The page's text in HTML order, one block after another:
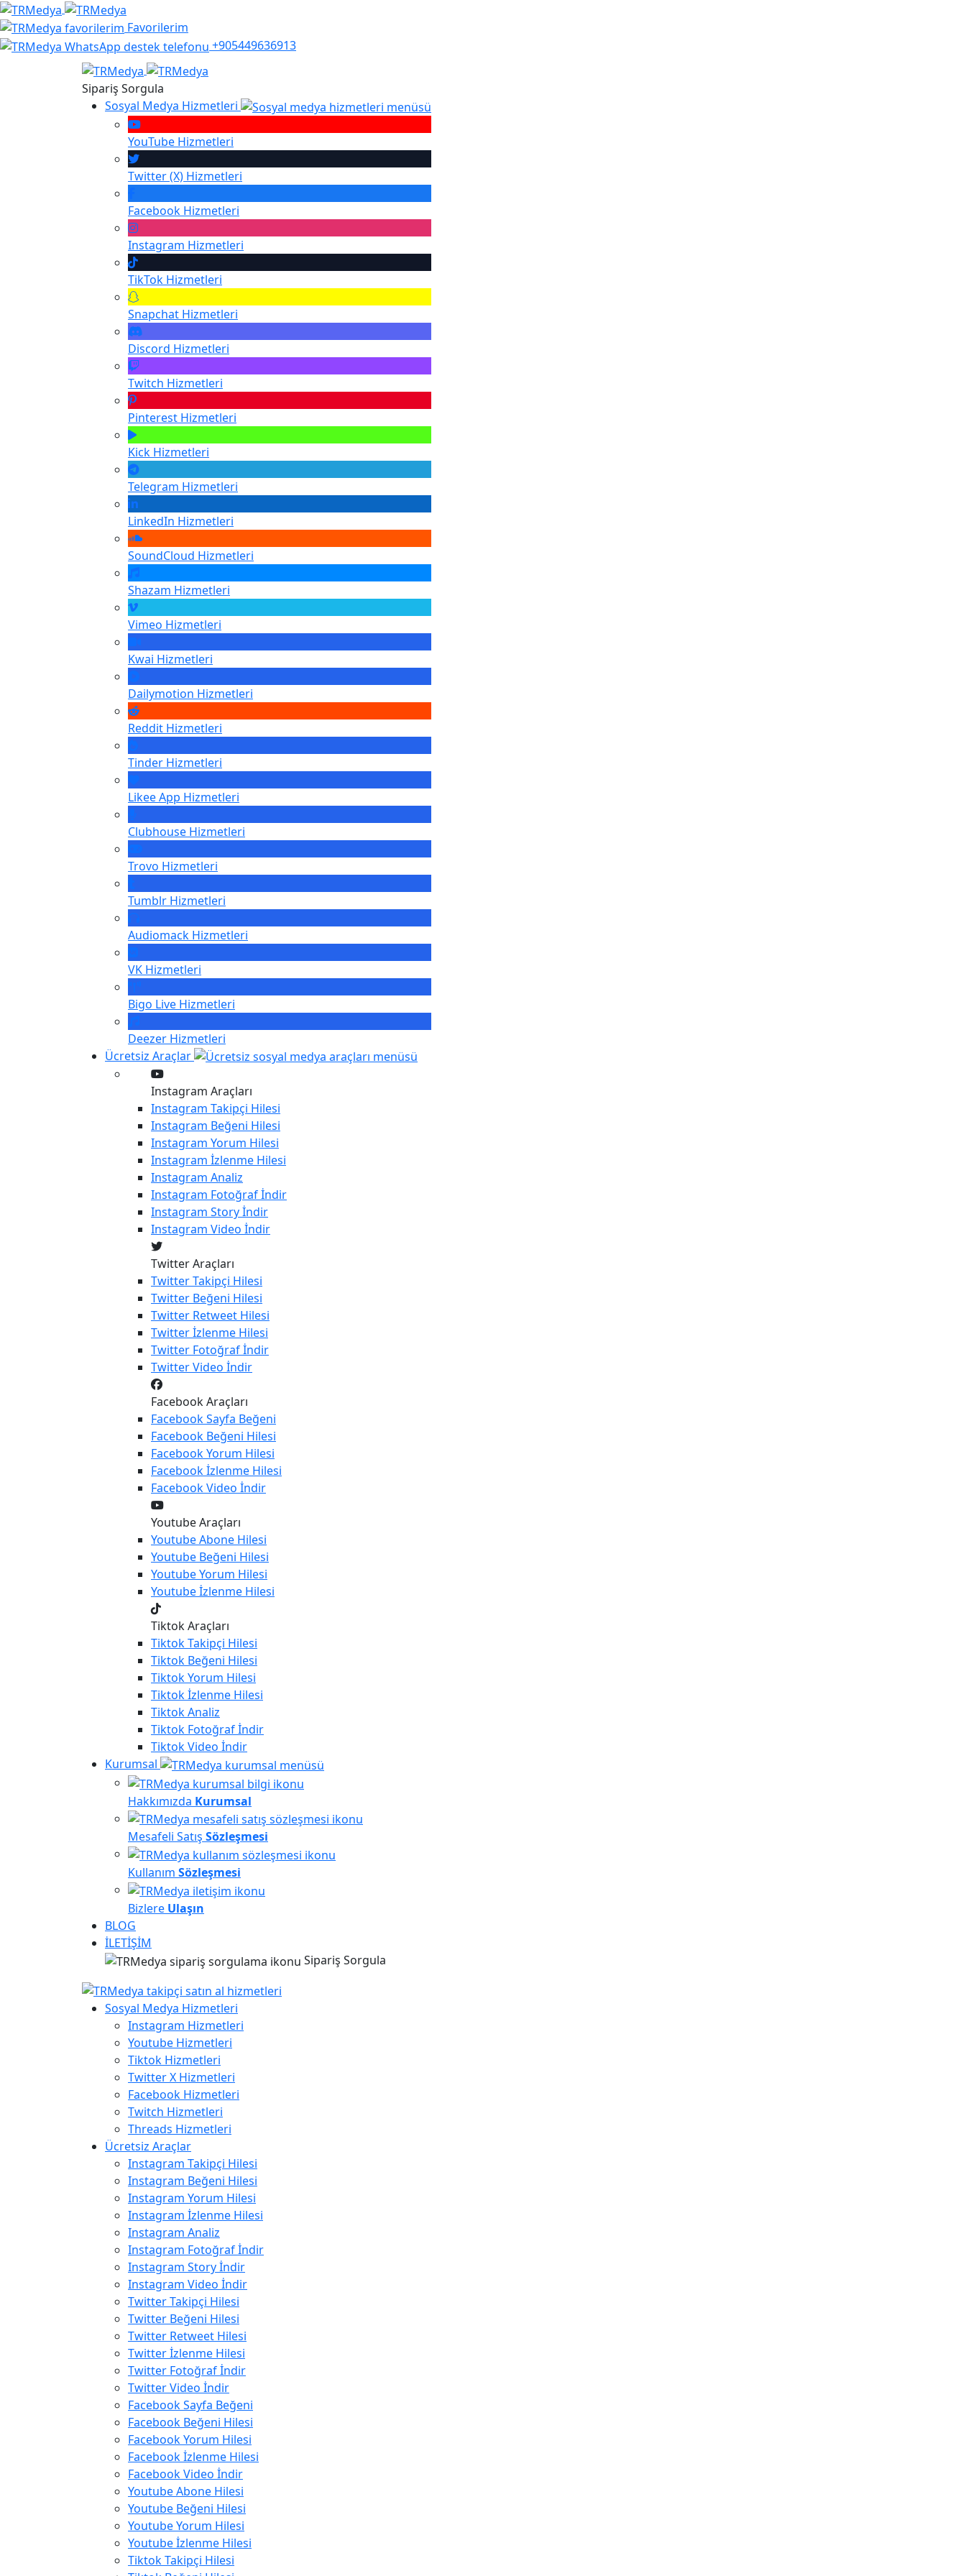
Favorilerim
+905449636913
Sipariş Sorgula
Sosyal Medya Hizmetleri
YouTube Hizmetleri
Twitter (X) Hizmetleri
Facebook Hizmetleri
Instagram Hizmetleri
TikTok Hizmetleri
Snapchat Hizmetleri
Discord Hizmetleri
Twitch Hizmetleri
Pinterest Hizmetleri
Kick Hizmetleri
Telegram Hizmetleri
LinkedIn Hizmetleri
SoundCloud Hizmetleri
Shazam Hizmetleri
Vimeo Hizmetleri
Kwai Hizmetleri
Dailymotion Hizmetleri
Reddit Hizmetleri
Tinder Hizmetleri
Likee App Hizmetleri
Clubhouse Hizmetleri
Trovo Hizmetleri
Tumblr Hizmetleri
Audiomack Hizmetleri
VK Hizmetleri
Bigo Live Hizmetleri
Deezer Hizmetleri
Ücretsiz Araçlar
Instagram Araçları
Instagram Takipçi Hilesi
Instagram Beğeni Hilesi
Instagram Yorum Hilesi
Instagram İzlenme Hilesi
Instagram Analiz
Instagram Fotoğraf İndir
Instagram Story İndir
Instagram Video İndir
Twitter Araçları
TwitterTakipçi Hilesi
Twitter Beğeni Hilesi
Twitter Retweet Hilesi
Twitterİzlenme Hilesi
Twitter Fotoğraf İndir
TwitterVideo İndir
Facebook Araçları
FacebookSayfa Beğeni
Facebook Beğeni Hilesi
FacebookYorum Hilesi
Facebookİzlenme Hilesi
FacebookVideo İndir
Youtube Araçları
YoutubeAbone Hilesi
Youtube Beğeni Hilesi
YoutubeYorum Hilesi
Youtubeİzlenme Hilesi
Tiktok Araçları
TiktokTakipçi Hilesi
Tiktok Beğeni Hilesi
TiktokYorum Hilesi
Tiktokİzlenme Hilesi
TiktokAnaliz
Tiktok Fotoğraf İndir
TiktokVideo İndir
Kurumsal
Hakkımızda Kurumsal
Mesafeli Satış Sözleşmesi
Kullanım Sözleşmesi
Bizlere Ulaşın
BLOG
İLETİŞİM
Sipariş Sorgula
Sosyal Medya Hizmetleri
Instagram Hizmetleri
Youtube Hizmetleri
Tiktok Hizmetleri
Twitter X Hizmetleri
Facebook Hizmetleri
Twitch Hizmetleri
Threads Hizmetleri
Ücretsiz Araçlar
Instagram Takipçi Hilesi
Instagram Beğeni Hilesi
Instagram Yorum Hilesi
Instagram İzlenme Hilesi
Instagram Analiz
Instagram Fotoğraf İndir
Instagram Story İndir
Instagram Video İndir
Twitter Takipçi Hilesi
Twitter Beğeni Hilesi
Twitter Retweet Hilesi
Twitter İzlenme Hilesi
Twitter Fotoğraf İndir
Twitter Video İndir
Facebook Sayfa Beğeni
Facebook Beğeni Hilesi
Facebook Yorum Hilesi
Facebook İzlenme Hilesi
Facebook Video İndir
Youtube Abone Hilesi
Youtube Beğeni Hilesi
Youtube Yorum Hilesi
Youtube İzlenme Hilesi
Tiktok Takipçi Hilesi